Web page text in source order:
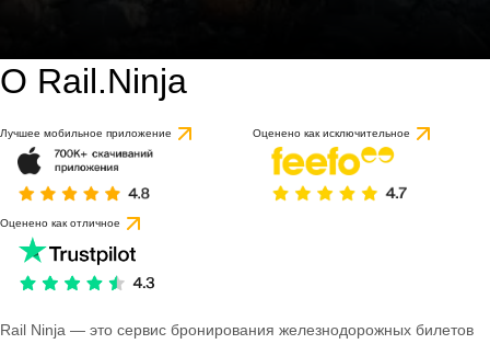
О Rail.Ninja
Лучшее мобильное приложение Оценено как исключительное
Оценено как отличное
Rail Ninja — это сервис бронирования железнодорожных билетов